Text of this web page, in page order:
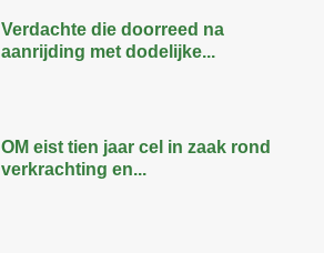
Verdachte die doorreed na
aanrijding met dodelijke...
OM eist tien jaar cel in zaak rond
verkrachting en...